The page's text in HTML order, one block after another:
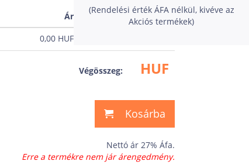
Ár
0,00 HUF
Végösszeg: HUF
Kosárba
Nettó ár 27% Áfa.
Erre a termékre nem jár árengedmény.
(Rendelési érték ÁFA nélkül, kivéve az
Akciós termékek)